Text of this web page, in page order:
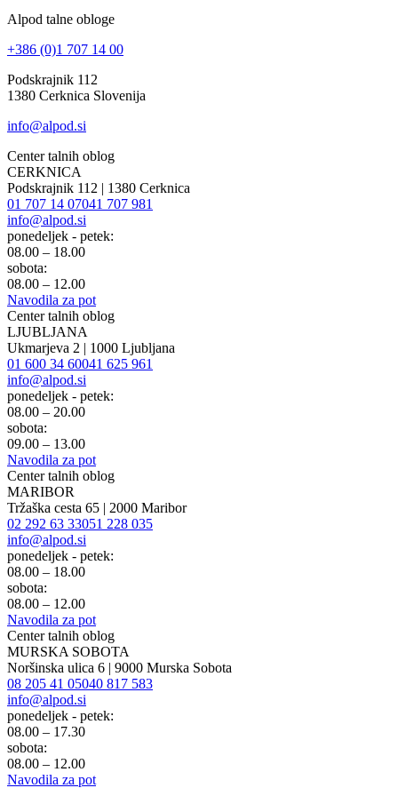
Alpod talne obloge
+386 (0)1 707 14 00
Podskrajnik 112
1380 Cerknica Slovenija
info@alpod.si
Center talnih oblog
CERKNICA
Podskrajnik 112 | 1380 Cerknica
01 707 14 07041 707 981
info@alpod.si
ponedeljek - petek:
08.00 – 18.00
sobota:
08.00 – 12.00
Navodila za pot
Center talnih oblog
LJUBLJANA
Ukmarjeva 2 | 1000 Ljubljana
01 600 34 60041 625 961
info@alpod.si
ponedeljek - petek:
08.00 – 20.00
sobota:
09.00 – 13.00
Navodila za pot
Center talnih oblog
MARIBOR
Tržaška cesta 65 | 2000 Maribor
02 292 63 33051 228 035
info@alpod.si
ponedeljek - petek:
08.00 – 18.00
sobota:
08.00 – 12.00
Navodila za pot
Center talnih oblog
MURSKA SOBOTA
Noršinska ulica 6 | 9000 Murska Sobota
08 205 41 05040 817 583
info@alpod.si
ponedeljek - petek:
08.00 – 17.30
sobota:
08.00 – 12.00
Navodila za pot